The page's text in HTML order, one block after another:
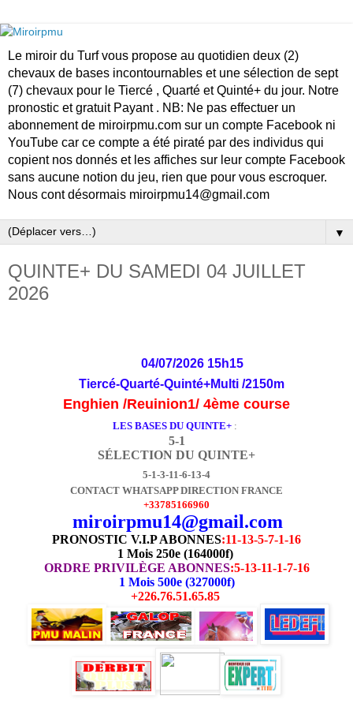
Le miroir du Turf vous propose au quotidien deux (2)
chevaux de bases incontournables et une sélection de sept
(7) chevaux pour le Tiercé , Quarté et Quinté+ du jour. Notre
pronostic et gratuit Payant . NB: Ne pas effectuer un
abonnement de miroirpmu.com sur un compte Facebook ni
YouTube car ce compte a été piraté par des individus qui
copient nos donnés et les affiches sur leur compte Facebook
sans aucune notion du jeu, rien que pour vous escroquer.
Nous cont désormais miroirpmu14@gmail.com
▼
QUINTE+ DU SAMEDI 04 JUILLET
2026
04/07/2026 15h15
Tiercé-Quarté-Quinté+Multi /2150m
Enghien /Reuinion1/ 4ème course
LES BASES DU QUINTE+ :
5-1
SÉLECTION DU QUINTE+
5-1-3-11-6-13-4
CONTACT WHATSAPP DIRECTION FRANCE
+33785166960
miroirpmu14@gmail.com
PRONOSTIC V.I.P ABONNES:11-13-5-7-1-16
1 Mois 250e (164000f)
ORDRE PRIVILÈGE ABONNES:5-13-11-1-7-16
1 Mois 500e (327000f)
+226.76.51.65.85